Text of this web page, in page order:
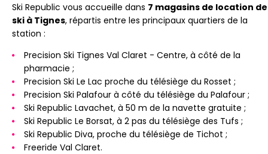
Ski Republic vous accueille dans 7 magasins de location de
ski à Tignes, répartis entre les principaux quartiers de la
station :
Precision Ski Tignes Val Claret - Centre, à côté de la
pharmacie ;
Precision Ski Le Lac proche du télésiège du Rosset ;
Precision Ski Palafour à côté du télésiège du Palafour ;
Ski Republic Lavachet, à 50 m de la navette gratuite ;
Ski Republic Le Borsat, à 2 pas du télésiège des Tufs ;
Ski Republic Diva, proche du télésiège de Tichot ;
Freeride Val Claret.